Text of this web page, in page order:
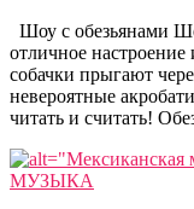
Шоу с обезьянами
отличное настроение
собачки прыгают
невероятные
читать и считать!
МУЗЫКА